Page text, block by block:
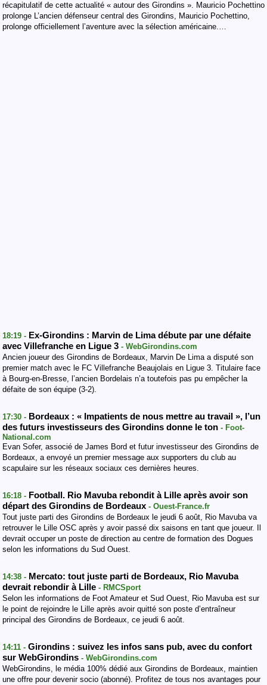
récapitulatif de cette actualité « autour des Girondins ». Mauricio Pochettino
prolonge L’ancien défenseur central des Girondins, Mauricio Pochettino,
prolonge officiellement l’aventure avec la sélection américaine.…
18:19 - Ex-Girondins : Marvin de Lima débute par une défaite
avec Villefranche en Ligue 3 - WebGirondins.com
Ancien joueur des Girondins de Bordeaux, Marvin De Lima a disputé son
premier match avec le FC Villefranche Beaujolais en Ligue 3. Titulaire face
à Bourg-en-Bresse, l’ancien Bordelais n’a toutefois pas pu empêcher la
défaite de son équipe (3-2).
17:30 - Bordeaux : « Impatients de nous mettre au travail », l’un
des futurs investisseurs des Girondins donne le ton - Foot-
National.com
Evan Sofer, associé de James Bord et futur investisseur des Girondins de
Bordeaux, a envoyé un premier message aux supporters du club au
scapulaire sur les réseaux sociaux ces dernières heures.
16:18 - Football. Rio Mavuba rebondit à Lille après avoir son
départ des Girondins de Bordeaux - Ouest-France.fr
Tout juste parti des Girondins de Bordeaux le jeudi 6 août, Rio Mavuba va
retrouver le Lille OSC après y avoir passé dix saisons en tant que joueur. Il
devrait occuper un poste de direction au centre de formation des Dogues
selon les informations du Sud Ouest.
14:38 - Mercato: tout juste parti de Bordeaux, Rio Mavuba
devrait rebondir à Lille - RMCSport
Selon les informations de Foot Amateur et Sud Ouest, Rio Mavuba est sur
le point de rejoindre le Lille après avoir quitté son poste d’entraîneur
principal des Girondins de Bordeaux, ce jeudi 6 août.
14:11 - Girondins : suivez les infos sans pub, avec du confort
sur WebGirondins - WebGirondins.com
WebGirondins, le média 100% dédié aux Girondins de Bordeaux, maintien
une offre pour devenir socio (abonné). Profitez de tous nos avantages pour